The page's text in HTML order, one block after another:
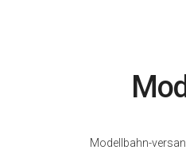
Modellbahn-